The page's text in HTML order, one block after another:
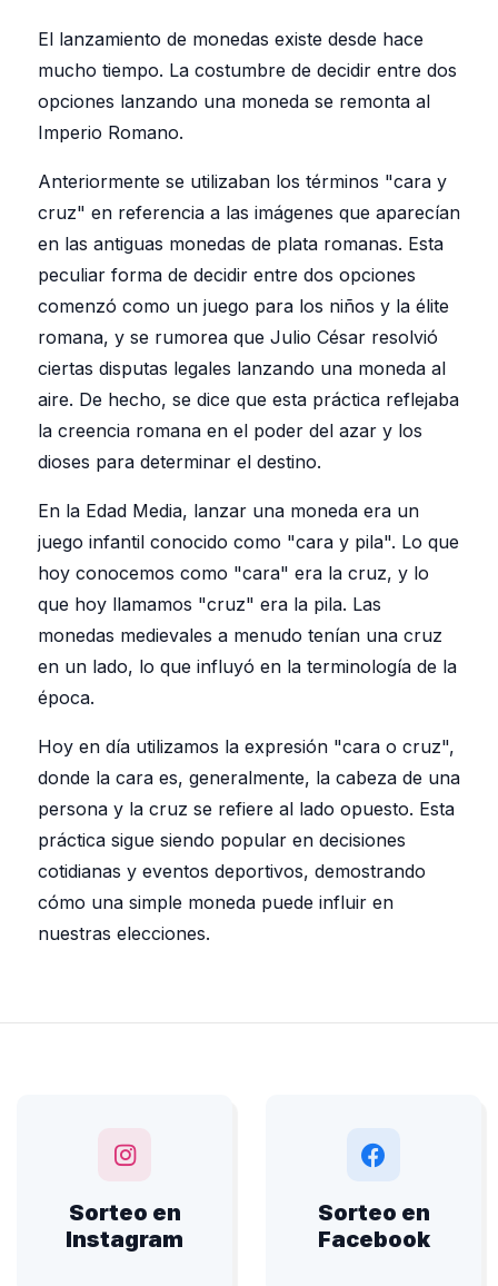
El lanzamiento de monedas existe desde hace
mucho tiempo. La costumbre de decidir entre dos
opciones lanzando una moneda se remonta al
Imperio Romano.
Anteriormente se utilizaban los términos "cara y
cruz" en referencia a las imágenes que aparecían
en las antiguas monedas de plata romanas. Esta
peculiar forma de decidir entre dos opciones
comenzó como un juego para los niños y la élite
romana, y se rumorea que Julio César resolvió
ciertas disputas legales lanzando una moneda al
aire. De hecho, se dice que esta práctica reflejaba
la creencia romana en el poder del azar y los
dioses para determinar el destino.
En la Edad Media, lanzar una moneda era un
juego infantil conocido como "cara y pila". Lo que
hoy conocemos como "cara" era la cruz, y lo
que hoy llamamos "cruz" era la pila. Las
monedas medievales a menudo tenían una cruz
en un lado, lo que influyó en la terminología de la
época.
Hoy en día utilizamos la expresión "cara o cruz",
donde la cara es, generalmente, la cabeza de una
persona y la cruz se refiere al lado opuesto. Esta
práctica sigue siendo popular en decisiones
cotidianas y eventos deportivos, demostrando
cómo una simple moneda puede influir en
nuestras elecciones.
Sorteo en
Instagram
Sorteo en
Facebook